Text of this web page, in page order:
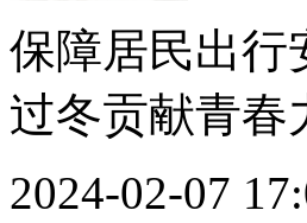
保障居民出行
过冬贡献青春
2024-02-07